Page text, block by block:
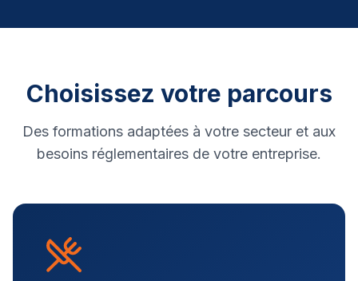
Choisissez votre parcours
Des formations adaptées à votre secteur et aux
besoins réglementaires de votre entreprise.